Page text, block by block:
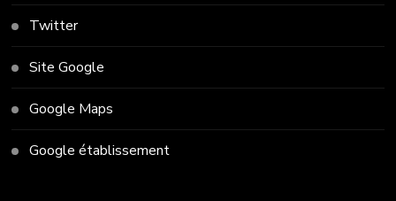
Twitter
Site Google
Google Maps
Google établissement